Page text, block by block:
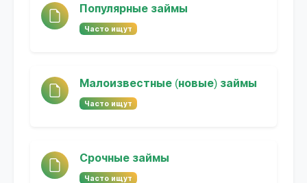
Популярные займы
Часто ищут
Малоизвестные (новые) займы
Часто ищут
Срочные займы
Часто ищут